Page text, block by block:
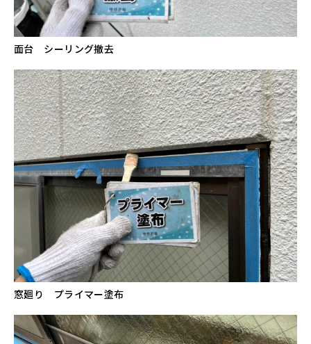
面台 シーリング撤去
窓廻り プライマー塗布